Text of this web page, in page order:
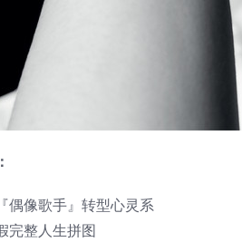
偶像歌手』转型心灵系
完整人生拼图